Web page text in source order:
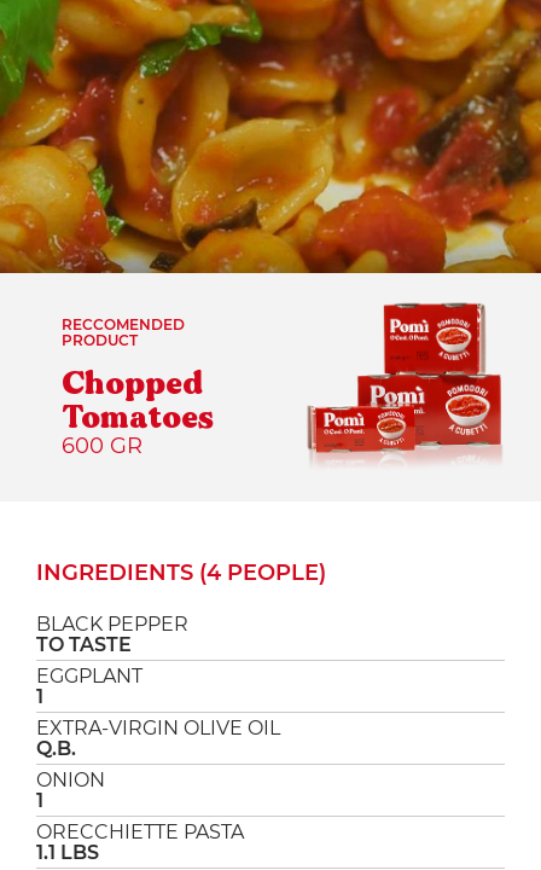
RECCOMENDED
PRODUCT
Chopped
Tomatoes
600 GR
INGREDIENTS (4 PEOPLE)
BLACK PEPPER
TO TASTE
EGGPLANT
1
EXTRA-VIRGIN OLIVE OIL
Q.B.
ONION
1
ORECCHIETTE PASTA
1.1 LBS